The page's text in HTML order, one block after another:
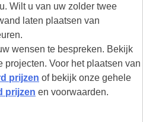
Wilt u van uw zolder twee
laten plaatsen van
wensen te bespreken. Bekijk
projecten. Voor het plaatsen van
prijzen of bekijk onze gehele
prijzen en voorwaarden.